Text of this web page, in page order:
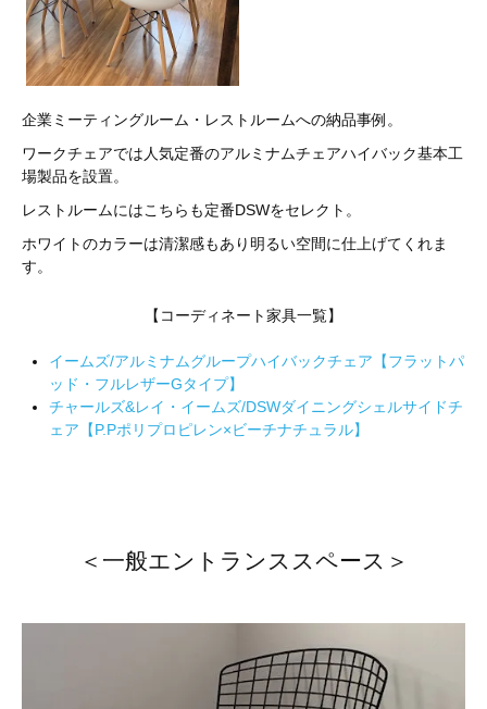
企業ミーティングルーム・レストルームへの納品事例。
ワークチェアでは人気定番のアルミナムチェアハイバック基本工
場製品を設置。
レストルームにはこちらも定番DSWをセレクト。
ホワイトのカラーは清潔感もあり明るい空間に仕上げてくれま
す。
【コーディネート家具一覧】
イームズ/アルミナムグループハイバックチェア【フラットパ
ッド・フルレザーGタイプ】
チャールズ&レイ・イームズ/DSWダイニングシェルサイドチ
ェア【P.Pポリプロピレン×ビーチナチュラル】
＜一般エントランススペース＞